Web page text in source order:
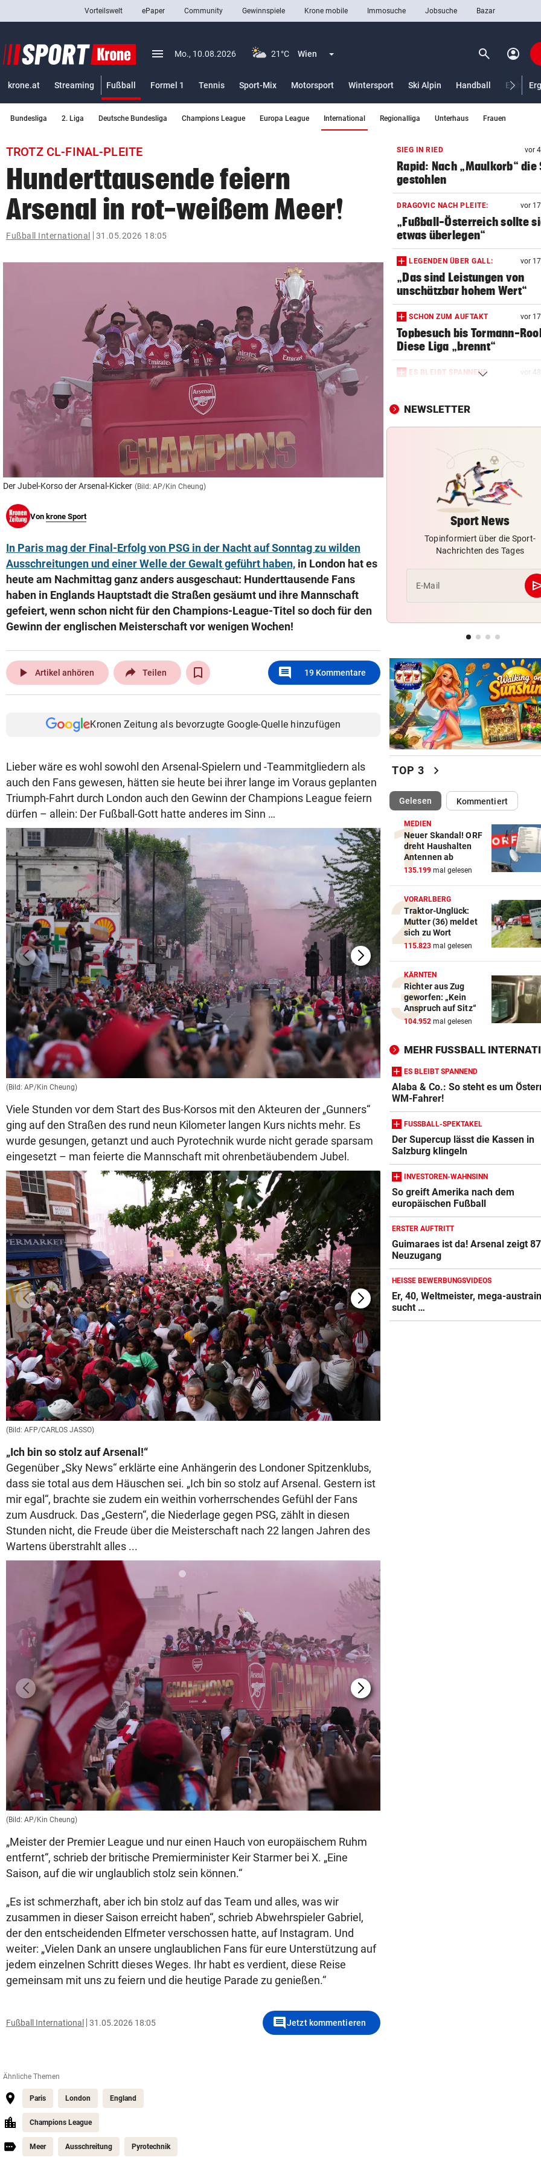
closeSchließen
Abonnieren
bookmark
search
Suchbegriff
eingeben
Vorteilswelt ePaper Community Gewinnspiele Krone mobile Immosuche Jobsuche Bazar
menu Menü aufklappen
Mo., 10.08.2026 21°C Wien Menü aufklappen search Suchen
account_circle
krone.at Streaming Fußball
Formel 1
Tennis Sport-Mix Motorsport Wintersport Ski Alpin Handball
Bundesliga 2. Liga Deutsche Bundesliga Champions League Europa League International Regionalliga Unterhaus Frauen
TROTZ CL-FINAL-PLEITE
Hunderttausende feiern
Arsenal in rot-weißem Meer!
Fußball International 31.05.2026 18:05
Der Jubel-Korso der Arsenal-Kicker (Bild: AP/Kin Cheung)
Von krone Sport
In Paris mag der Final-Erfolg von PSG in der Nacht auf Sonntag zu wilden
Ausschreitungen und einer Welle der Gewalt geführt haben, in London hat es
heute am Nachmittag ganz anders ausgeschaut: Hunderttausende Fans
haben in Englands Hauptstadt die Straßen gesäumt und ihre Mannschaft
gefeiert, wenn schon nicht für den Champions-League-Titel so doch für den
Gewinn der englischen Meisterschaft vor wenigen Wochen!
play_arrow Artikel anhören Teilen comment 19 Kommentare
Kronen Zeitung als bevorzugte Google-Quelle hinzufügen
Lieber wäre es wohl sowohl den Arsenal-Spielern und -Teammitgliedern als
auch den Fans gewesen, hätten sie heute bei ihrer lange im Voraus geplanten
Triumph-Fahrt durch London auch den Gewinn der Champions League feiern
dürfen – allein: Der Fußball-Gott hatte anderes im Sinn …
(Bild: AP/Kin Cheung) (Bild: AFP/CARLOS JASSO)
Viele Stunden vor dem Start des Bus-Korsos mit den Akteuren der „Gunners“
ging auf den Straßen des rund neun Kilometer langen Kurs nichts mehr. Es
wurde gesungen, getanzt und auch Pyrotechnik wurde nicht gerade sparsam
eingesetzt – man feierte die Mannschaft mit ohrenbetäubendem Jubel.
(Bild: AFP/CARLOS JASSO)
„Ich bin so stolz auf Arsenal!“
Gegenüber „Sky News“ erklärte eine Anhängerin des Londoner Spitzenklubs,
dass sie total aus dem Häuschen sei. „Ich bin so stolz auf Arsenal. Gestern ist
mir egal“, brachte sie zudem ein weithin vorherrschendes Gefühl der Fans
zum Ausdruck. Das „Gestern“, die Niederlage gegen PSG, zählt in diesen
Stunden nicht, die Freude über die Meisterschaft nach 22 langen Jahren des
Wartens überstrahlt alles ...
(Bild: AP/Kin Cheung)
„Meister der Premier League und nur einen Hauch von europäischem Ruhm
entfernt“, schrieb der britische Premierminister Keir Starmer bei X. „Eine
Saison, auf die wir unglaublich stolz sein können.“
„Es ist schmerzhaft, aber ich bin stolz auf das Team und alles, was wir
zusammen in dieser Saison erreicht haben“, schrieb Abwehrspieler Gabriel,
der den entscheidenden Elfmeter verschossen hatte, auf Instagram. Und
weiter: „Vielen Dank an unsere unglaublichen Fans für eure Unterstützung auf
jedem einzelnen Schritt dieses Weges. Ihr habt es verdient, diese Reise
gemeinsam mit uns zu feiern und die heutige Parade zu genießen.“
Fußball International 31.05.2026 18:05 commentJetzt kommentieren
Ähnliche Themen
Paris London England
Champions League
Meer Ausschreitung Pyrotechnik
SIEG IN RIED vor
Rapid: Nach „Maulkorb“ die
gestohlen
DRAGOVIC NACH PLEITE: vor
„Fußball-Österreich sollte
etwas überlegen“
LEGENDEN ÜBER GALL: vor
„Das sind Leistungen von
unschätzbar hohem Wert“
SCHON ZUM AUFTAKT vor
Topbesuch bis Tormann-
Diese Liga „brennt“
ES BLEIBT SPANNEND vor
Österreichs WM-Fahrer!
FUSSBALL-SPEKTAKEL
Salzburg klingeln
VEILCHEN AM BODEN
LASK fügt FAK zweite Pleite
zweiten Spiel zu
AUSTRIA IM PECH
Latte, zwei aberkannte Tore,
Saljic verletzt, Rot
in Courchevel
„Gegen LASK noch wie
Buben ausgeschaut!“
NEWSLETTER
Sport News
Topinformiert über die Sport-
Nachrichten des Tages
E-Mail
TOP 3 chevron_right
Gelesen(ausgewählt)Kommentiert
MEDIEN
Neuer Skandal! ORF
dreht Haushalten
Antennen ab
135.199 mal gelesen
VORARLBERG
Traktor-Unglück:
Mutter (36) meldet
sich zu Wort
115.823 mal gelesen
KÄRNTEN
Richter aus Zug
geworfen: „Kein
Anspruch auf Sitz“
104.952 mal gelesen
MEHR FUSSBALL
ES BLEIBT SPANNEND
Alaba & Co.: So steht es um
WM-Fahrer!
FUSSBALL-SPEKTAKEL
Der Supercup lässt die Kassen in
Salzburg klingeln
INVESTOREN-WAHNSINN
So greift Amerika nach dem
europäischen Fußball
ERSTER AUFTRITT
Guimaraes ist da! Arsenal zeigt
Neuzugang
HEISSE BEWERBUNGSVIDEOS
Er, 40, Weltmeister, mega-
sucht …